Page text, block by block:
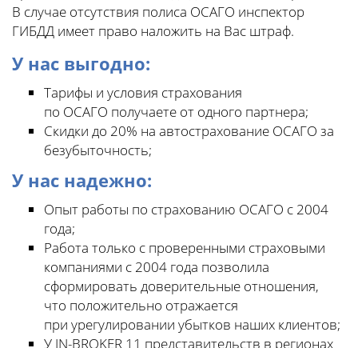
В случае отсутствия полиса ОСАГО инспектор
ГИБДД имеет право наложить на Вас штраф.
У нас выгодно:
Тарифы и условия страхования
по ОСАГО получаете от одного партнера;
Скидки до 20% на автострахование ОСАГО за
безубыточность;
У нас надежно:
Опыт работы по страхованию ОСАГО с 2004
года;
Работа только с проверенными страховыми
компаниями с 2004 года позволила
сформировать доверительные отношения,
что положительно отражается
при урегулировании убытков наших клиентов;
У IN-BROKER 11 представительств в регионах